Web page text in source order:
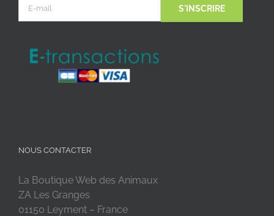
NOUS CONTACTER
La Boutique Web des Animaux
ZA Les Granges
01150 Leyment – France